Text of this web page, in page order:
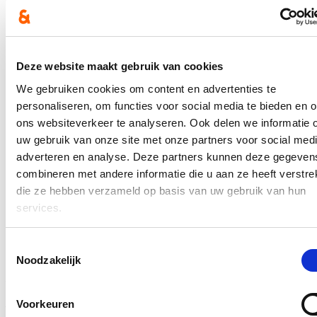
Deze website maakt gebruik van cookies
We gebruiken cookies om content en advertenties te
personaliseren, om functies voor social media te bieden en
ons websiteverkeer te analyseren. Ook delen we informatie
uw gebruik van onze site met onze partners voor social
adverteren en analyse. Deze partners kunnen deze
combineren met andere informatie die u aan ze heeft
die ze hebben verzameld op basis van uw gebruik van hun
services.
Noodzakelijk
Voorkeuren
Ja, ik aanvaard de privacy voorwaarden.
Klikhierom de privacyvoorwaarden te raadplegen
Nieuws
Al meer dan 6 miljoen euro uitgegeven voor
onteigeningen, maar nog mijlenver weg van
effectieve aanleg fietspad N12
30/08/26
N12 tussen Westmalle en Sint-Antonius. Dat vernam Vlaams